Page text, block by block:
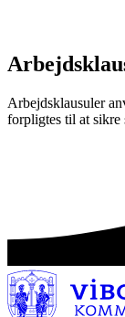
Arbejdsklausuler
forpligtes til at sikre